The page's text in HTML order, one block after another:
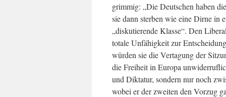
grimmig: „Die Deutschen haben
sie dann sterben wie eine Dirne in
„diskutierende Klasse“. Den
totale Unfähigkeit zur
würden sie die Vertagung der
die Freiheit in Europa
und Diktatur, sondern nur noch
wobei er der zweiten den Vorzug